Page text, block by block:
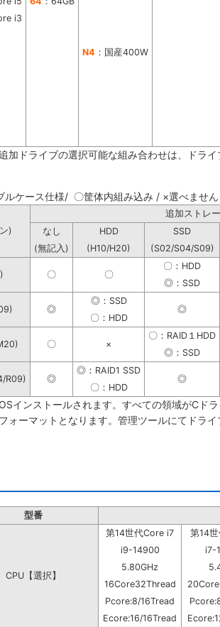
N4 ：国産400W
i3
加ドライブの選択可能な組み合わせは、ドラ
ルケース仕様/ 〇筐体内組み込み / ×選べません
追加ストレ
)
なし HDD
SSD
(無記入)
(H10/H20) (S02/S04/S09)
〇 〇
〇：HDD
◎：SSD
◎
◎：SSD
◎
〇：HDD
〇 ×
〇：RAID１HDD
◎：SSD
R09) ◎
◎：RAID1 SSD
◎
〇：HDD
インストールされます。すべての領域がCド
ォーマットとなります。管理ツールにてドラ
型番
CPU【選択】
第14世代Core i7
第14
i9-14900
i7-
5.80GHz
16Core32Thread
Pcore:8/16Tread
Ecore:16/16Tread